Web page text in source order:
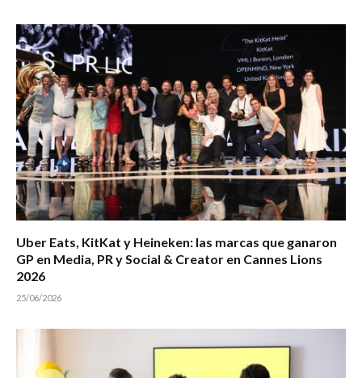
Uber Eats, KitKat y Heineken: las marcas que ganaron
GP en Media, PR y Social & Creator en Cannes Lions
2026
25/06/2026